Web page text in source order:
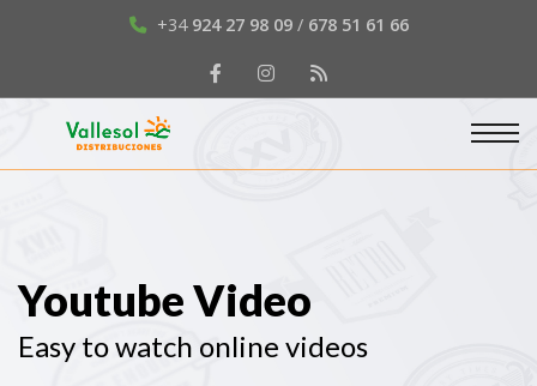
+34924 27 98 09/ 678 51 61 66
Youtube Video
Easy to watch online videos